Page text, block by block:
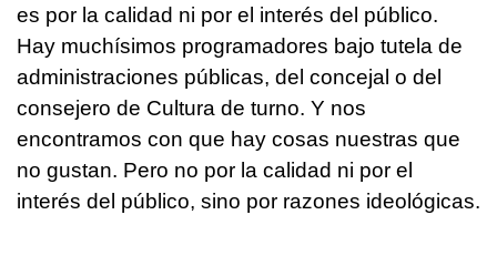
es por la calidad ni por el interés del público.
Hay muchísimos programadores bajo tutela de
administraciones públicas, del concejal o del
consejero de Cultura de turno. Y nos
encontramos con que hay cosas nuestras que
no gustan. Pero no por la calidad ni por el
interés del público, sino por razones ideológicas.